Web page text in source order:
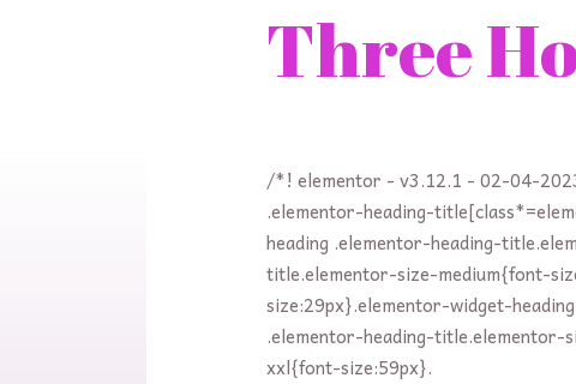
Three
/*! elementor - v3.12.1 - 02-04-
.elementor-heading-
heading .elementor-heading-
title.elementor-size-medium{font-
size:29px}.elementor-widget-
.elementor-heading-
xxl{font-size:59px}.